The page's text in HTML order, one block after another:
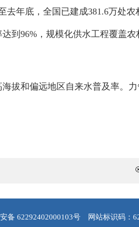
年底，全国已建成381.6万处
到96%，规模化供水工程覆盖农
拔和偏远地区自来水普及率。
备 62292402000103号 网站标识码：